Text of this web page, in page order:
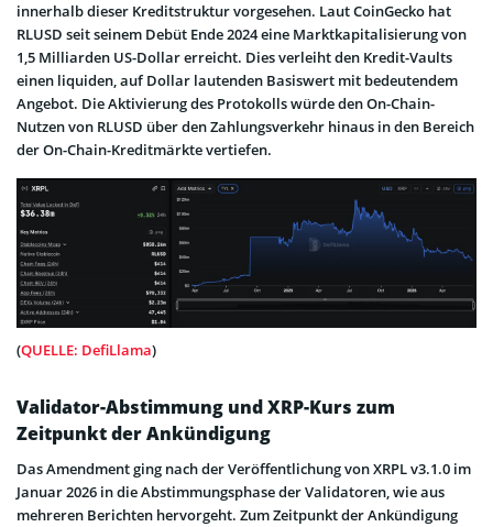
innerhalb dieser Kreditstruktur vorgesehen. Laut CoinGecko hat
RLUSD seit seinem Debüt Ende 2024 eine Marktkapitalisierung von
1,5 Milliarden US-Dollar erreicht. Dies verleiht den Kredit-Vaults
einen liquiden, auf Dollar lautenden Basiswert mit bedeutendem
Angebot. Die Aktivierung des Protokolls würde den On-Chain-
Nutzen von RLUSD über den Zahlungsverkehr hinaus in den Bereich
der On-Chain-Kreditmärkte vertiefen.
(QUELLE: DefiLlama)
Validator-Abstimmung und XRP-Kurs zum
Zeitpunkt der Ankündigung
Das Amendment ging nach der Veröffentlichung von XRPL v3.1.0 im
Januar 2026 in die Abstimmungsphase der Validatoren, wie aus
mehreren Berichten hervorgeht. Zum Zeitpunkt der Ankündigung